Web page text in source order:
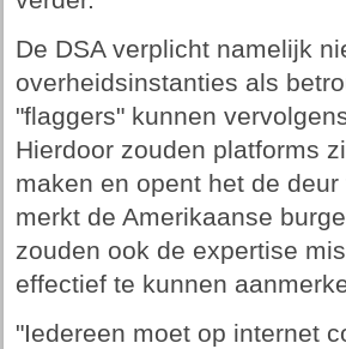
De DSA verplicht namelijk
overheidsinstanties als
"flaggers" kunnen
Hierdoor zouden platforms
maken en opent het de
merkt de Amerikaanse
zouden ook de expertise
effectief te kunnen
"Iedereen moet op internet